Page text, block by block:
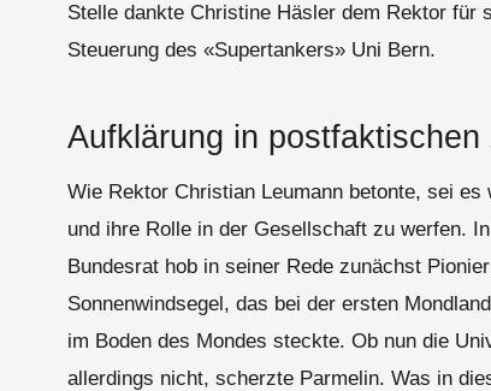
Stelle dankte Christine Häsler dem Rektor für
Steuerung des «Supertankers» Uni Bern.
Aufklärung in postfaktischen
Wie Rektor Christian Leumann betonte, sei
und ihre Rolle in der Gesellschaft zu werfen.
Bundesrat hob in seiner Rede zunächst
Sonnenwindsegel, das bei der ersten
im Boden des Mondes steckte. Ob nun die
allerdings nicht, scherzte Parmelin. Was in